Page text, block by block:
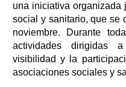
una iniciativa organizada
social y sanitario, que se
noviembre. Durante
actividades dirigidas
visibilidad y la
asociaciones sociales y